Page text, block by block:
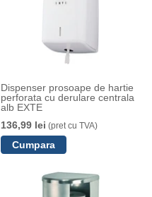
Dispenser prosoape de hartie
perforata cu derulare centrala
alb EXTE
136,99 lei (pret cu TVA)